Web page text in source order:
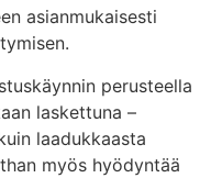
asianmukaisesti
perusteella
laskettuna –
laadukkaasta
myös hyödyntää